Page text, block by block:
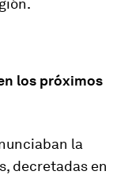
los próximos
la
decretadas en